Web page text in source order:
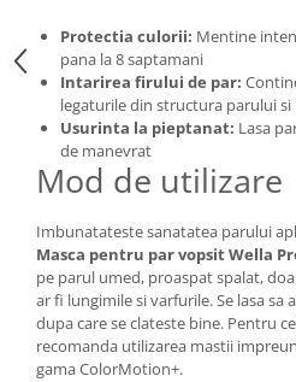
Protectia culorii: Mentine
pana la 8 saptamani
Intarirea firului de par:
legaturile din structura parului
Usurinta la pieptanat: Lasa
de manevrat
Mod de utilizare
Imbunatateste sanatatea parului
Masca pentru par vopsit Wella
pe parul umed, proaspat spalat,
ar fi lungimile si varfurile. Se lasa
dupa care se clateste bine. Pentru
recomanda utilizarea mastii
gama ColorMotion+.